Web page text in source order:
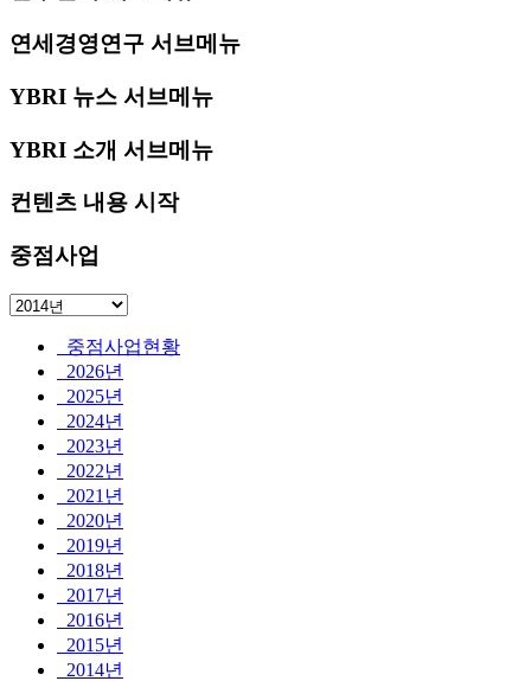
연세경영연구 서브메뉴
YBRI 뉴스 서브메뉴
YBRI 소개 서브메뉴
컨텐츠 내용 시작
중점사업
중점사업현황
2026년
2025년
2024년
2023년
2022년
2021년
2020년
2019년
2018년
2017년
2016년
2015년
2014년